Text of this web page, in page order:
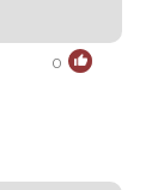
0